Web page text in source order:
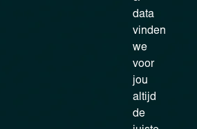
data
vinden
we
voor
jou
altijd
de